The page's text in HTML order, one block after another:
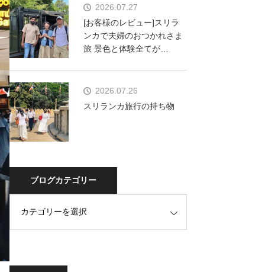
2026.07.27
[お客様のレビュー]スリラ
ンカで夫婦のおつかれさま
旅 景色と体験全てが…
2026.07.26
スリランカ旅行の持ち物
ブログカテゴリー